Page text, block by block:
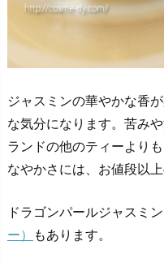
ジャスミンの華やかな香
な気分になります。苦み
ランドの他のティーより
なやかさには、お値段以
ドラゴンパールジャスミン
ー）
もあります。